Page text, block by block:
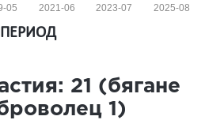
2025-08
2023-07
2021-06
05
ПЕРИОД
21
(бягане
1 )